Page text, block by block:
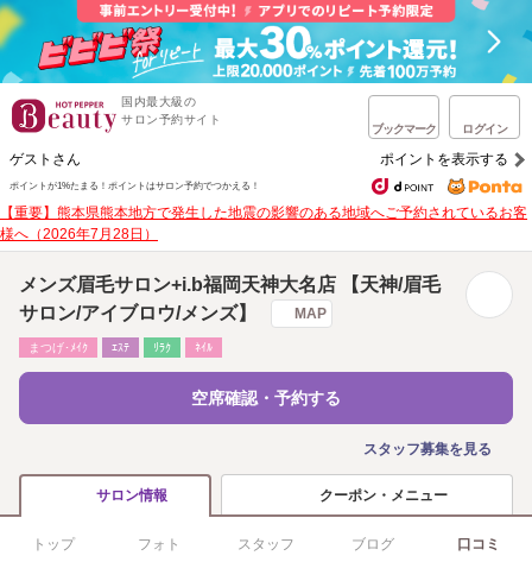
国内最大級の
サロン予約サイト
ブックマーク ログイン
ゲストさん ポイントを表示する
ポイントが1%たまる！ ポイントはサロン予約でつかえる！
【重要】熊本県熊本地方で発生した地震の影響のある地域へご予約されているお客
様へ（2026年7月28日）
メンズ眉毛サロン+i.b福岡天神大名店 【天神/眉毛
サロン/アイブロウ/メンズ】
MAP
まつげ･ﾒｲｸ ｴｽﾃ ﾘﾗｸ ﾈｲﾙ
空席確認・予約する
スタッフ募集を見る
サロン情報 クーポン・メニュー
トップ フォト スタッフ ブログ 口コミ